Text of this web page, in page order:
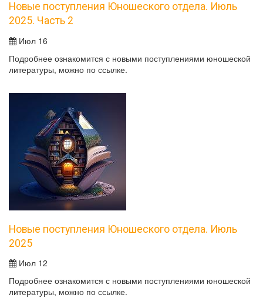
Новые поступления Юношеского отдела. Июль
2025. Часть 2
Июл 16
Подробнее ознакомится с новыми поступлениями юношеской
литературы, можно по ссылке.
Новые поступления Юношеского отдела. Июль
2025
Июл 12
Подробнее ознакомится с новыми поступлениями юношеской
литературы, можно по ссылке.